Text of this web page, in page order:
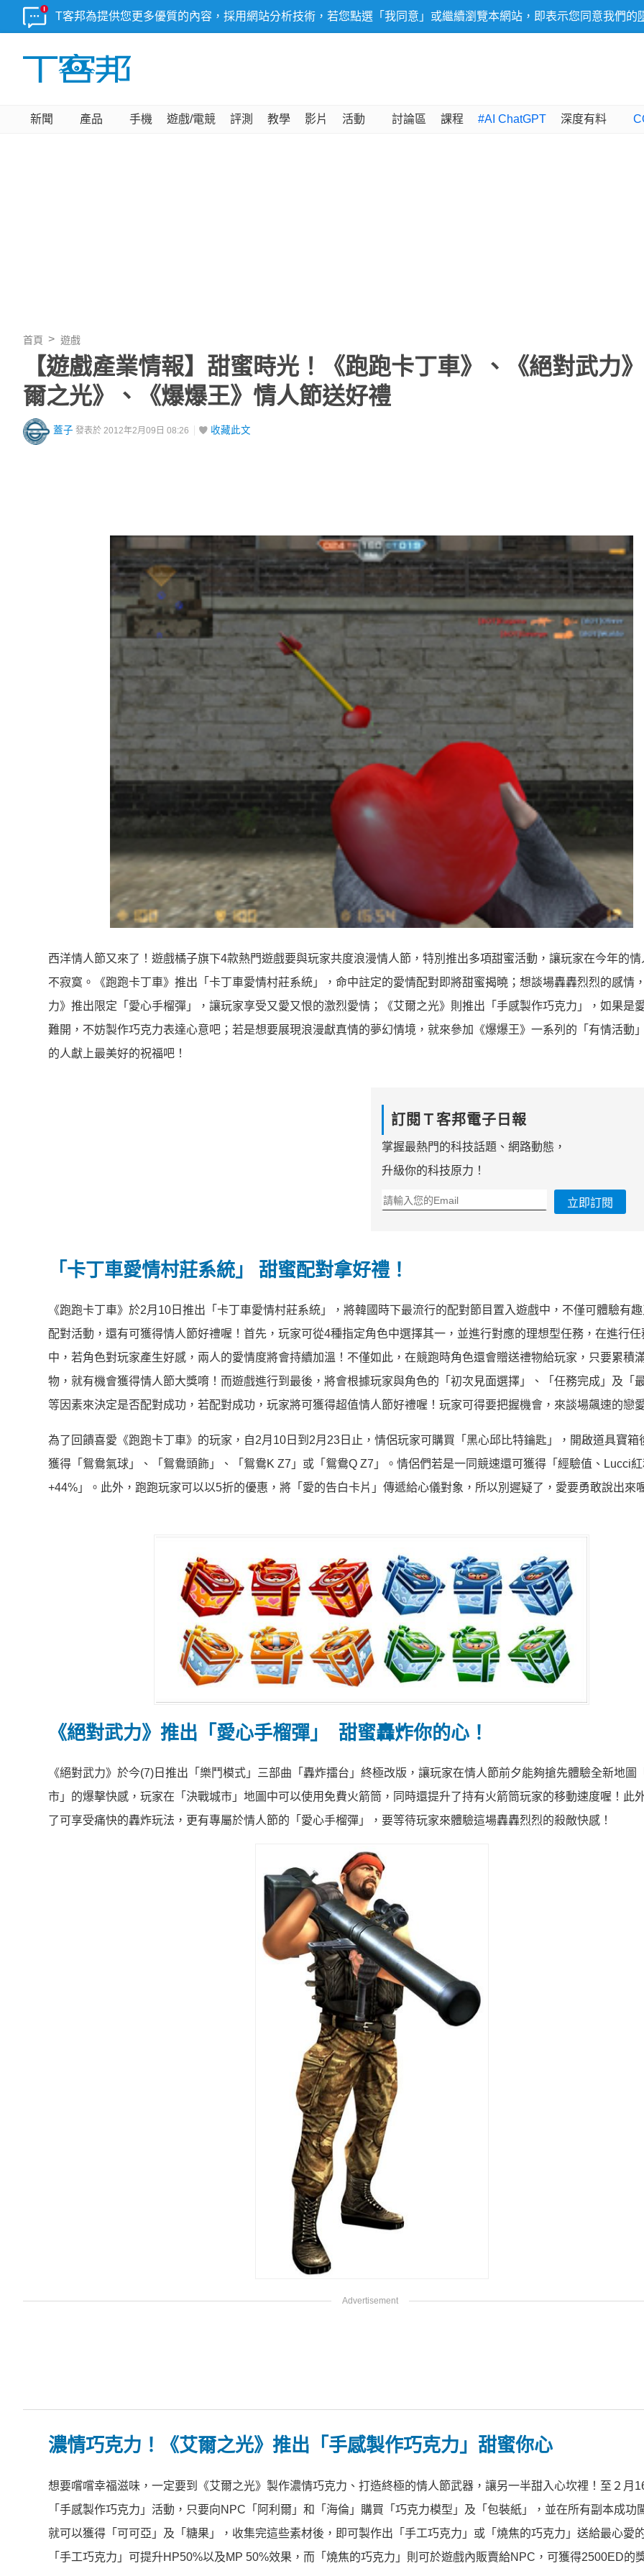
T客邦為提供您更多優質的內容，採用網站分析技術，若您點選「我同意」或繼續瀏覽本網站，即表示您同意我們的
新聞 產品 手機 遊戲/電競 評測 教學 影片 活動 討論區 課程 #AI ChatGPT 深度有料
首頁 遊戲
【遊戲產業情報】甜蜜時光！《跑跑卡丁車》、《絕對武力
爾之光》、《爆爆王》情人節送好禮
蓋子 發表於 2012年2月09日 08:26 收藏此文
西洋情人節又來了！遊戲橘子旗下4款熱門遊戲要與玩家共度浪漫情人節，特別推出多項甜蜜活動，讓玩家在今年的
不寂寞。《跑跑卡丁車》推出「卡丁車愛情村莊系統」，命中註定的愛情配對即將甜蜜揭曉；想談場轟轟烈烈的感情
力》推出限定「愛心手榴彈」，讓玩家享受又愛又恨的激烈愛情；《艾爾之光》則推出「手感製作巧克力」，如果是
難開，不妨製作巧克力表達心意吧；若是想要展現浪漫獻真情的夢幻情境，就來參加《爆爆王》一系列的「有情活動
的人獻上最美好的祝福吧！
訂閱Ｔ客邦電子日報
掌握最熱門的科技話題、網路動態，
升級你的科技原力！
立即訂閱
「卡丁車愛情村莊系統」 甜蜜配對拿好禮！
《跑跑卡丁車》於2月10日推出「卡丁車愛情村莊系統」，將韓國時下最流行的配對節目置入遊戲中，不僅可體驗有
配對活動，還有可獲得情人節好禮喔！首先，玩家可從4種指定角色中選擇其一，並進行對應的理想型任務，在進行任
中，若角色對玩家產生好感，兩人的愛情度將會持續加溫！不僅如此，在競跑時角色還會贈送禮物給玩家，只要累積
物，就有機會獲得情人節大獎唷！而遊戲進行到最後，將會根據玩家與角色的「初次見面選擇」、「任務完成」及「最
等因素來決定是否配對成功，若配對成功，玩家將可獲得超值情人節好禮喔！玩家可得要把握機會，來談場飆速的戀愛
為了回饋喜愛《跑跑卡丁車》的玩家，自2月10日到2月23日止，情侶玩家可購買「黑心邱比特鑰匙」，開啟道具寶箱
獲得「鴛鴦氣球」、「鴛鴦頭飾」、「鴛鴦K Z7」或「鴛鴦Q Z7」。情侶們若是一同競速還可獲得「經驗值、Lucci紅
+44%」。此外，跑跑玩家可以以5折的優惠，將「愛的告白卡片」傳遞給心儀對象，所以別遲疑了，愛要勇敢說出來
《絕對武力》推出「愛心手榴彈」 甜蜜轟炸你的心！
《絕對武力》於今(7)日推出「樂鬥模式」三部曲「轟炸擂台」終極改版，讓玩家在情人節前夕能夠搶先體驗全新地圖
市」的爆擊快感，玩家在「決戰城市」地圖中可以使用免費火箭筒，同時還提升了持有火箭筒玩家的移動速度喔！此
了可享受痛快的轟炸玩法，更有專屬於情人節的「愛心手榴彈」，要等待玩家來體驗這場轟轟烈烈的殺敵快感！
濃情巧克力！《艾爾之光》推出「手感製作巧克力」甜蜜你心
想要嚐嚐幸福滋味，一定要到《艾爾之光》製作濃情巧克力、打造終極的情人節武器，讓另一半甜入心坎裡！至２月
「手感製作巧克力」活動，只要向NPC「阿利爾」和「海倫」購買「巧克力模型」及「包裝紙」，並在所有副本成功
就可以獲得「可可亞」及「糖果」，收集完這些素材後，即可製作出「手工巧克力」或「燒焦的巧克力」送給最心愛的
「手工巧克力」可提升HP50%以及MP 50%效果，而「燒焦的巧克力」則可於遊戲內販賣給NPC，可獲得2500ED的